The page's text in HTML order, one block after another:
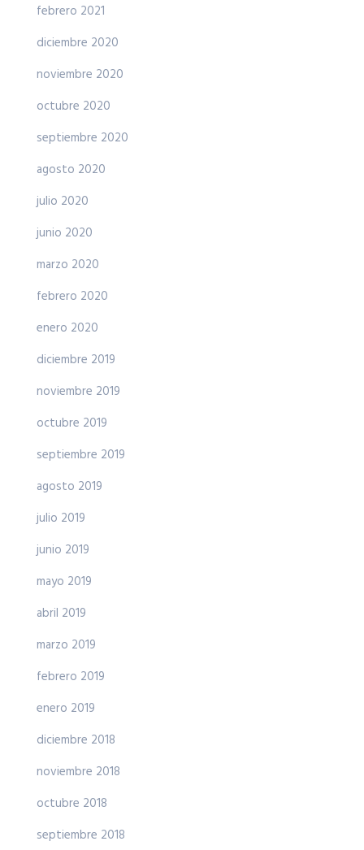
febrero 2021
diciembre 2020
noviembre 2020
octubre 2020
septiembre 2020
agosto 2020
julio 2020
junio 2020
marzo 2020
febrero 2020
enero 2020
diciembre 2019
noviembre 2019
octubre 2019
septiembre 2019
agosto 2019
julio 2019
junio 2019
mayo 2019
abril 2019
marzo 2019
febrero 2019
enero 2019
diciembre 2018
noviembre 2018
octubre 2018
septiembre 2018